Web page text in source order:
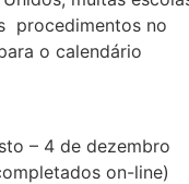
procedimentos no
o calendário
– 4 de dezembro
on-line)